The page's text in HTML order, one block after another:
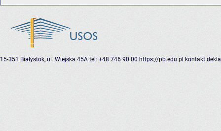
15-351 Białystok, ul. Wiejska 45A tel: +48 746 90 00 https://pb.edu.pl kontakt